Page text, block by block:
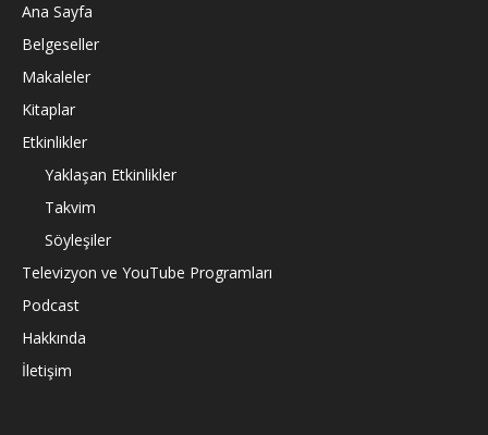
Ana Sayfa
Belgeseller
Makaleler
Kitaplar
Etkinlikler
Yaklaşan Etkinlikler
Takvim
Söyleşiler
Televizyon ve YouTube Programları
Podcast
Hakkında
İletişim